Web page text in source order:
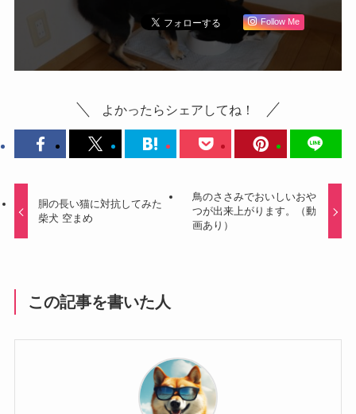
Follow Me
よかったらシェアしてね！
胴の長い猫に対抗してみた
柴犬 空まめ
鳥のささみでおいしいおや
つが出来上がります。（動
画あり）
この記事を書いた人